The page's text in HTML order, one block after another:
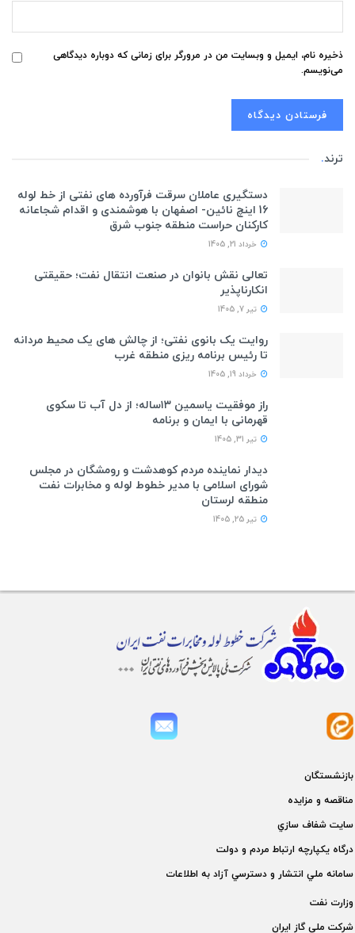
ذخیره نام، ایمیل و وبسایت من در مرورگر برای زمانی که دوباره دیدگاهی
می‌نویسم.
ترند.
دستگیری عاملان سرقت فرآورده های نفتی از خط لوله
16 اینچ نائین- اصفهان با هوشمندی و اقدام شجاعانه
کارکنان حراست منطقه جنوب شرق
خرداد 21, 1405
تعالی نقش بانوان در صنعت انتقال نفت؛ حقیقتی
انکارناپذیر
تیر 7, 1405
روایت یک بانوی نفتی؛ از چالش های یک محیط مردانه
تا رئیس برنامه ریزی منطقه غرب
خرداد 19, 1405
راز موفقیت یاسمین ۱۳ساله؛ از دل آب تا سکوی
قهرمانی با ایمان و برنامه
تیر 31, 1405
دیدار نماینده مردم کوهدشت و رومشگان در مجلس
شورای اسلامی با مدیر خطوط لوله و مخابرات نفت
منطقه لرستان
تیر 25, 1405
بازنشستگان
مناقصه و مزايده
سايت شفاف سازي
درگاه يكپارچه ارتباط مردم و دولت
سامانه ملي انتشار و دسترسي آزاد به اطلاعات
وزارت نفت
شركت ملی گاز ايران